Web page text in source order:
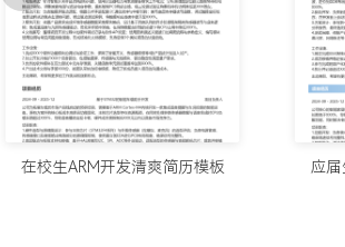
南；组织每周技术分享，通过代码Review统
XXX天。
工作业绩：
1.主导完成X代智能手表主控平台软件架构设
台。
在校生ARM开发清爽简历模板 应